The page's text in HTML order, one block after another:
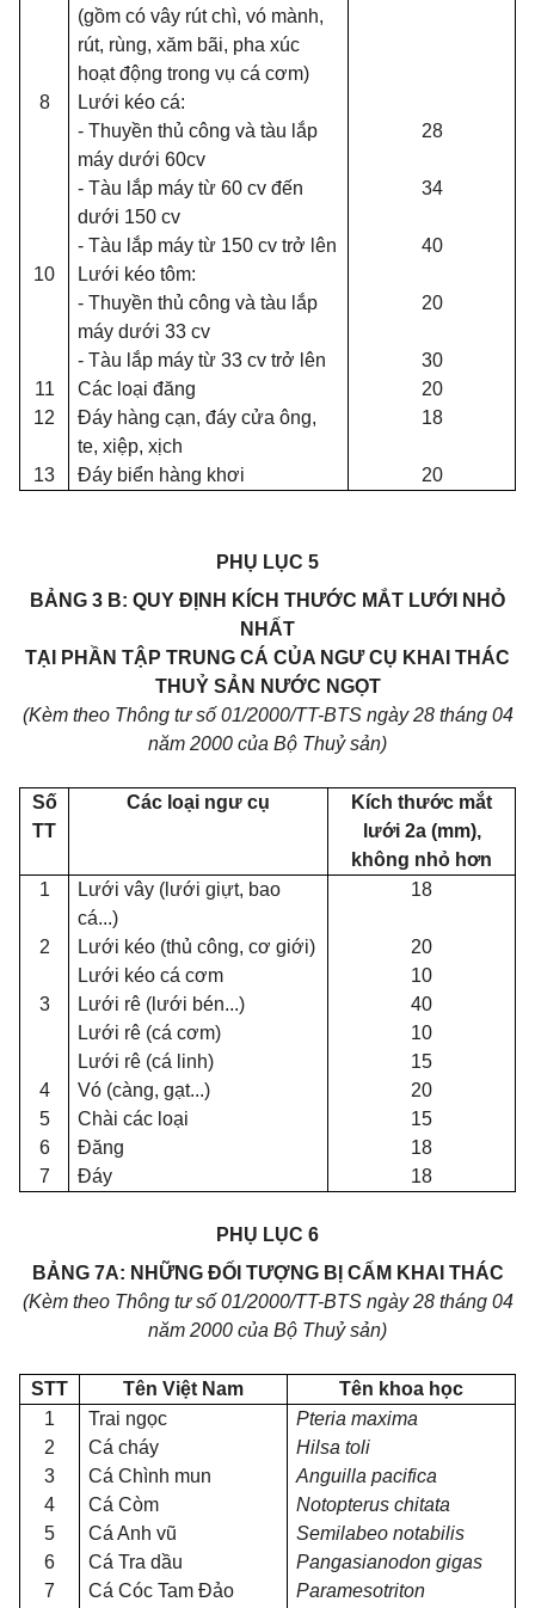
(gồm có vây rút chì, vó mành,
rút, rùng, xăm bãi, pha xúc
hoạt động trong vụ cá cơm)
8
Lưới kéo cá:
- Thuyền thủ công và tàu lắp
máy dưới 60cv
28
- Tàu lắp máy từ 60 cv đến
dưới 150 cv
34
- Tàu lắp máy từ 150 cv trở lên
40
10
Lưới kéo tôm:
- Thuyền thủ công và tàu lắp
máy dưới 33 cv
20
- Tàu lắp máy từ 33 cv trở lên
30
11
Các loại đăng
20
12
Đáy hàng cạn, đáy cửa ông,
te, xiệp, xịch
18
13 Đáy biển hàng khơi 20
PHỤ LỤC 5
BẢNG 3 B: QUY ĐỊNH KÍCH THƯỚC MẮT LƯỚI NHỎ
NHẤT
TẠI PHẦN TẬP TRUNG CÁ CỦA NGƯ CỤ KHAI THÁC
THUỶ SẢN NƯỚC NGỌT
(Kèm theo Thông tư số 01/2000/TT-BTS ngày 28 tháng 04
năm 2000 của Bộ Thuỷ sản)
Số
TT
Các loại ngư cụ
Kích thước mắt
lưới 2a (mm),
không nhỏ hơn
1
Lưới vây (lưới giựt, bao
cá...)
18
2 Lưới kéo (thủ công, cơ giới)
20
Lưới kéo cá cơm
10
3
Lưới rê (lưới bén...)
Lưới rê (cá cơm)
Lưới rê (cá linh)
40
10
15
4
Vó (càng, gạt...)
20
5
Chài các loại
15
6
Đăng
18
7
Đáy 18
PHỤ LỤC 6
BẢNG 7A: NHỮNG ĐỐI TƯỢNG BỊ CẤM KHAI THÁC
(Kèm theo Thông tư số 01/2000/TT-BTS ngày 28 tháng 04
năm 2000 của Bộ Thuỷ sản)
STT Tên Việt Nam
Tên khoa học
1
Trai ngọc
Pteria maxima
2
Cá cháy
Hilsa toli
3
Cá Chình mun
Anguilla pacifica
4
Cá Còm
Notopterus chitata
5
Cá Anh vũ
Semilabeo notabilis
6
Cá Tra dầu
Pangasianodon gigas
7
Cá Cóc Tam Đảo Paramesotriton